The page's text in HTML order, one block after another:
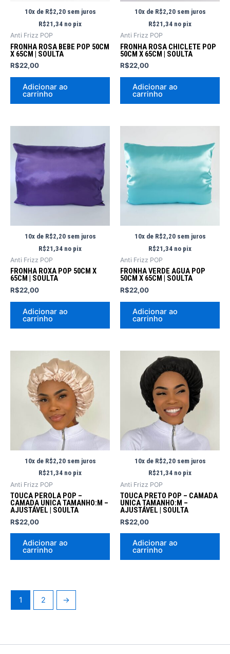
10x de R$2,20 sem juros
R$21,34 no pix
Anti Frizz POP
FRONHA ROSA BEBE POP 50CM
X 65CM | SOULTA
R$22,00
Adicionar ao
carrinho
10x de R$2,20 sem juros
R$21,34 no pix
Anti Frizz POP
FRONHA ROSA CHICLETE POP
50CM X 65CM | SOULTA
R$22,00
Adicionar ao
carrinho
10x de R$2,20 sem juros
R$21,34 no pix
Anti Frizz POP
FRONHA ROXA POP 50CM X
65CM | SOULTA
R$22,00
Adicionar ao
carrinho
10x de R$2,20 sem juros
R$21,34 no pix
Anti Frizz POP
FRONHA VERDE AGUA POP
50CM X 65CM | SOULTA
R$22,00
Adicionar ao
carrinho
10x de R$2,20 sem juros
R$21,34 no pix
Anti Frizz POP
TOUCA PEROLA POP –
CAMADA UNICA TAMANHO:M –
AJUSTÁVEL | SOULTA
R$22,00
Adicionar ao
carrinho
10x de R$2,20 sem juros
R$21,34 no pix
Anti Frizz POP
TOUCA PRETO POP – CAMADA
UNICA TAMANHO:M –
AJUSTÁVEL | SOULTA
R$22,00
Adicionar ao
carrinho
1 2 →